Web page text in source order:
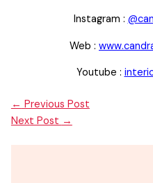
Instagram :
Web :
Youtube :
← Previous Post
Next Post →